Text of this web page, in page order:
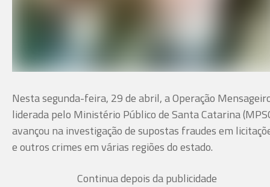
Nesta segunda-feira, 29 de abril, a Operação
liderada pelo Ministério Público de Santa Catarina
avançou na investigação de supostas fraudes em
e outros crimes em várias regiões do estado.
Continua depois da publicidade